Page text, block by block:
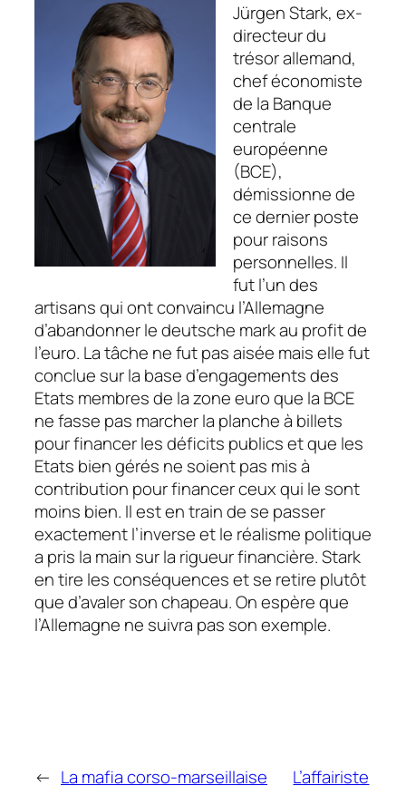
Jürgen Stark, ex-
directeur du
trésor allemand,
chef économiste
de la Banque
centrale
européenne
(BCE),
démissionne de
ce dernier poste
pourraisons
personnelles. Il
fut l’un des
artisans qui ont convaincu l’Allemagne
d’abandonner le deutsche mark au profit de
l’euro. La tâche ne fut pas aisée mais elle fut
conclue sur la base d’engagements des
Etats membres de la zone euro que la BCE
ne fasse pas marcher la planche à billets
pour financer les déficits publics et que les
Etats bien gérés ne soient pas mis à
contribution pour financer ceux qui le sont
moins bien. Il est en train de se passer
exactement l’inverse et le réalisme politique
a pris la main sur la rigueur financière. Stark
en tire les conséquences et se retire plutôt
que d’avaler son chapeau. On espère que
l’Allemagne ne suivra pas son exemple.
← La mafia corso-marseillaise
L’affairiste